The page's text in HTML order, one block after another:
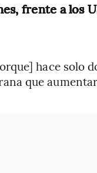
frente a los
hace solo
que